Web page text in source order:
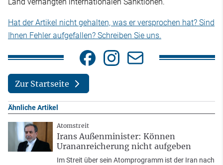
Land verhängten internationalen Sanktionen.
Hat der Artikel nicht gehalten, was er versprochen hat? Sind
Ihnen Fehler aufgefallen? Schreiben Sie uns.
Zur Startseite
Ähnliche Artikel
Atomstreit
Irans Außenminister: Können
Urananreicherung nicht aufgeben
Im Streit über sein Atomprogramm ist der Iran nach